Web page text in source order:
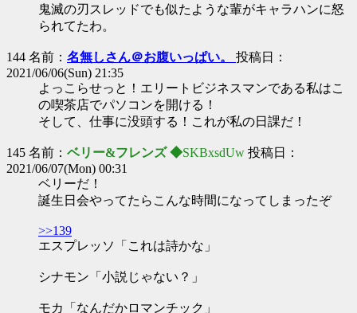
鬼滅の刃スレッドでも似たような輩がキャラハンに怒
られてたわ。
144 名前： 名無しさん＠お腹いっぱい。 投稿日：
2021/06/06(Sun) 21:35
よっこらせっと！エリートビジネスマンである私はこ
の喫茶店でパソコンを開ける！
そして、仕事に没頭する！これが私の日課だ！
145 名前： ベリー&フレンズ ◆SKBxsdUw 投稿日：
2021/06/07(Mon) 00:31
ベリーだ！
誕生日会やってたらこんな時間になってしまったぞ
>>139
エスプレッソ「これは詩かな」
シナモン「小説じゃない？」
モカ「なんだかロマンチック」